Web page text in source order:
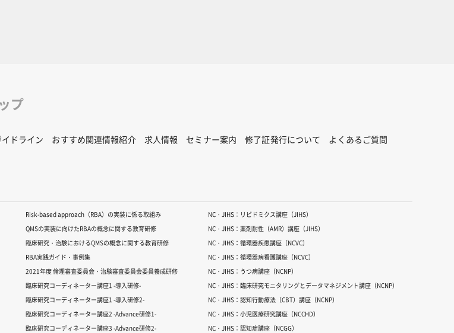
プ
ドライン おすすめ関連情報紹介 求人情報 セミナー案内 修了証発行について
よくあるご質問
Risk-based approach（RBA）の実装に係る取組み
QMSの実装に向けたRBAの概念に関する教育研修
臨床研究・治験におけるQMSの概念に関する教育研修
RBA実践ガイド・事例集
2021年度 倫理審査委員会・治験審査委員会委員養成研修
臨床研究コーディネーター講座1 -導入研修-
臨床研究コーディネーター講座1 -導入研修2-
臨床研究コーディネーター講座2 -Advance研修1-
臨床研究コーディネーター講座3 -Advance研修2-
NC・JIHS：リピドミクス講座（JIHS）
NC・JIHS：薬剤耐性（AMR）講座（JIHS）
NC・JIHS：循環器疾患講座（NCVC）
NC・JIHS：循環器病看護講座（NCVC）
NC・JIHS：うつ病講座（NCNP）
NC・JIHS：臨床研究モニタリングとデータマネジメント講座（NCNP）
NC・JIHS：認知行動療法（CBT）講座（NCNP）
NC・JIHS：小児医療研究講座（NCCHD）
NC・JIHS：認知症講座（NCGG）